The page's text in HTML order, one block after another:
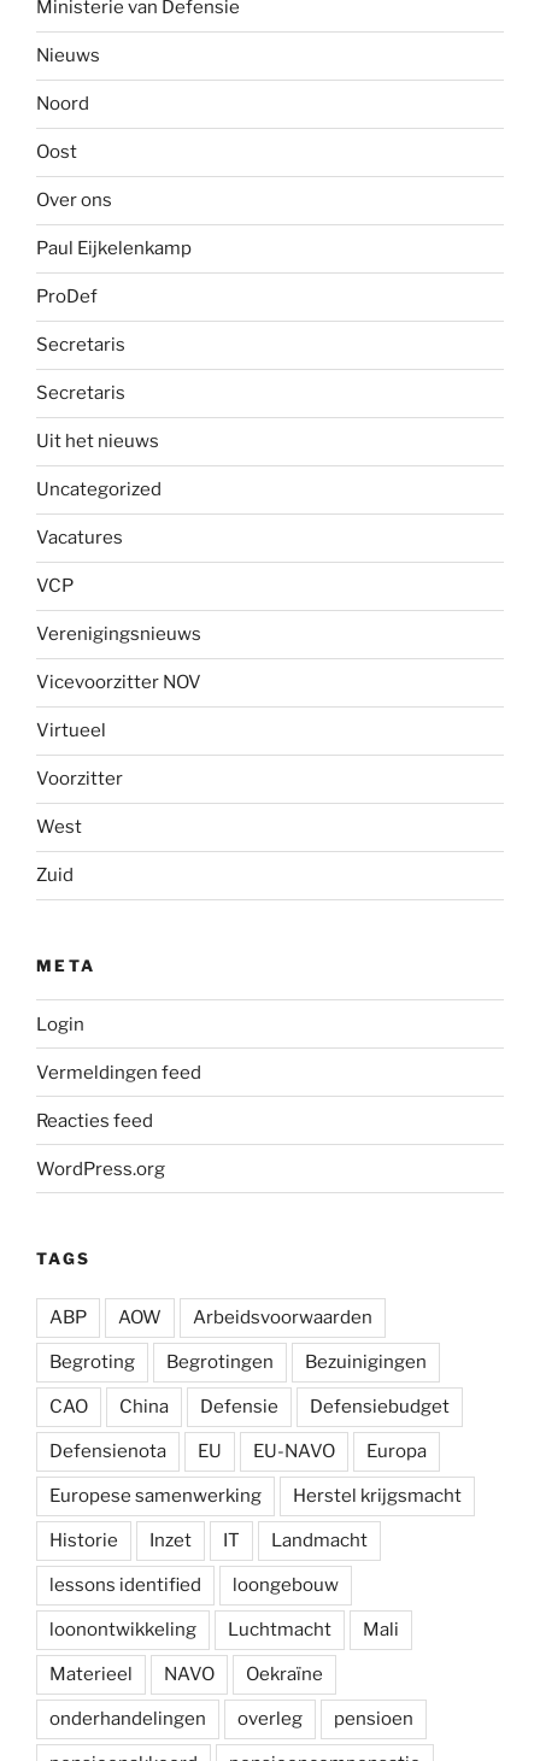
Ministerie van Defensie
Nieuws
Noord
Oost
Over ons
Paul Eijkelenkamp
ProDef
Secretaris
Secretaris
Uit het nieuws
Uncategorized
Vacatures
VCP
Verenigingsnieuws
Vicevoorzitter NOV
Virtueel
Voorzitter
West
Zuid
META
Login
Vermeldingen feed
Reacties feed
WordPress.org
TAGS
ABP AOW Arbeidsvoorwaarden
Begroting Begrotingen Bezuinigingen
CAO China Defensie Defensiebudget
Defensienota EU EU-NAVO Europa
Europese samenwerking Herstel krijgsmacht
Historie Inzet IT Landmacht
lessons identified loongebouw
loonontwikkeling Luchtmacht Mali
Materieel NAVO Oekraïne
onderhandelingen overleg pensioen